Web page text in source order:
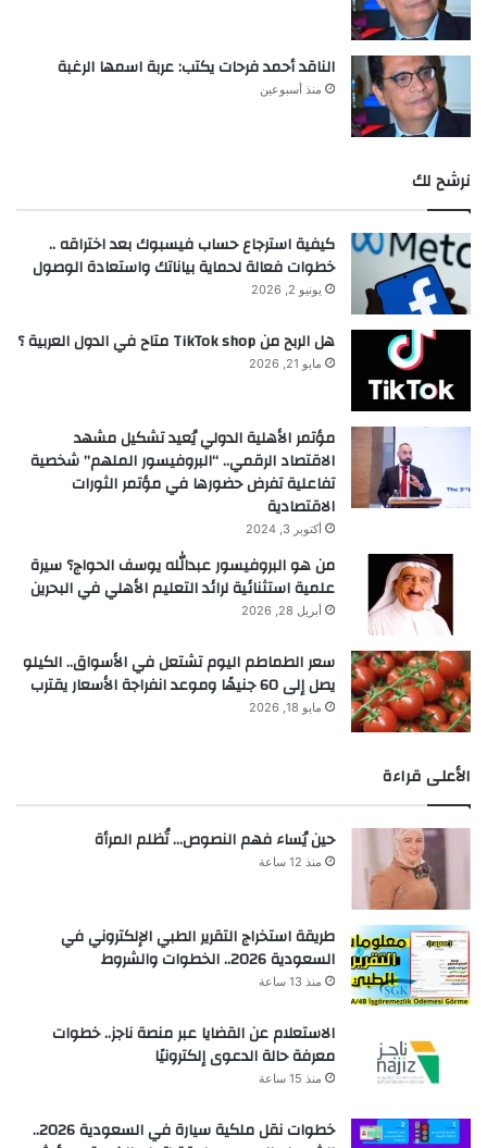
الناقد أحمد فرحات يكتب: عربة اسمها الرغبة
منذ أسبوعين
نرشح لك
كيفية استرجاع حساب فيسبوك بعد اختراقه ..
خطوات فعالة لحماية بياناتك واستعادة الوصول
يونيو 2, 2026
هل الربح من TikTok shop متاح في الدول العربية ؟
مايو 21, 2026
مؤتمر الأهلية الدولي يُعيد تشكيل مشهد
الاقتصاد الرقمي.. “البروفيسور الملهم” شخصية
تفاعلية تفرض حضورها في مؤتمر الثورات
الاقتصادية
أكتوبر 3, 2024
من هو البروفيسور عبدالله يوسف الحواج؟ سيرة
علمية استثنائية لرائد التعليم الأهلي في البحرين
أبريل 28, 2026
سعر الطماطم اليوم تشتعل في الأسواق.. الكيلو
يصل إلى 60 جنيهًا وموعد انفراجة الأسعار يقترب
مايو 18, 2026
الأعلى قراءة
حين يُساء فهم النصوص… تُظلم المرأة
منذ 12 ساعة
طريقة استخراج التقرير الطبي الإلكتروني في
السعودية 2026.. الخطوات والشروط
منذ 13 ساعة
الاستعلام عن القضايا عبر منصة ناجز.. خطوات
معرفة حالة الدعوى إلكترونيًا
منذ 15 ساعة
خطوات نقل ملكية سيارة في السعودية 2026..